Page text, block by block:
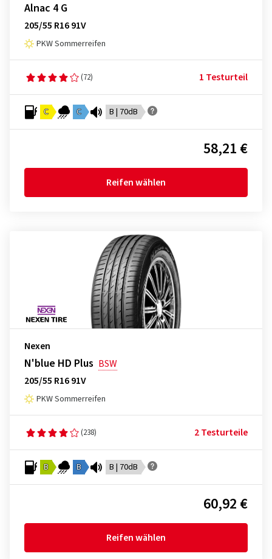
Alnac 4 G
205/55 R16 91V
PKW Sommerreifen
(72) 1 Testurteil
C C B | 70dB
58,21 €
Reifen wählen
Nexen
N'blue HD Plus BSW
205/55 R16 91V
PKW Sommerreifen
(238) 2 Testurteile
B B B | 70dB
60,92 €
Reifen wählen